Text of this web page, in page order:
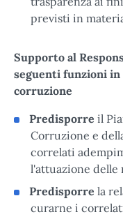
previsti in
Supporto al
seguenti funzioni
corruzione
Predisporre il
Corruzione e
correlati
l'attuazione delle
Predisporre la
curarne i